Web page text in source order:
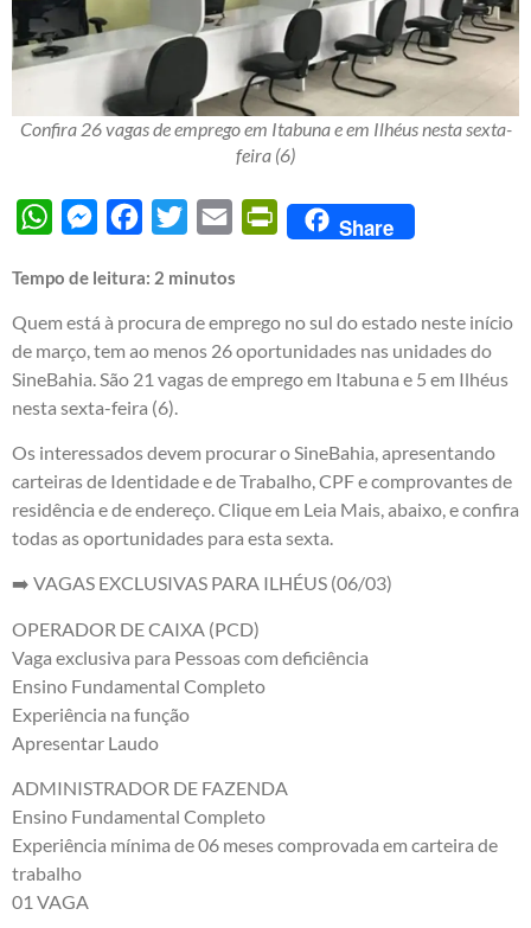
Confira 26 vagas de emprego em Itabuna e em Ilhéus nesta sexta-
feira (6)
WhatsAppMessengerFacebook
Twitter Email PrintFriendly
Share
Tempo de leitura: 2 minutos
Quem está à procura de emprego no sul do estado neste início
de março, tem ao menos 26 oportunidades nas unidades do
SineBahia. São 21 vagas de emprego em Itabuna e 5 em Ilhéus
nesta sexta-feira (6).
Os interessados devem procurar o SineBahia, apresentando
carteiras de Identidade e de Trabalho, CPF e comprovantes de
residência e de endereço. Clique em Leia Mais, abaixo, e confira
todas as oportunidades para esta sexta.
➡️ VAGAS EXCLUSIVAS PARA ILHÉUS (06/03)
OPERADOR DE CAIXA (PCD)
Vaga exclusiva para Pessoas com deficiência
Ensino Fundamental Completo
Experiência na função
Apresentar Laudo
ADMINISTRADOR DE FAZENDA
Ensino Fundamental Completo
Experiência mínima de 06 meses comprovada em carteira de
trabalho
01 VAGA